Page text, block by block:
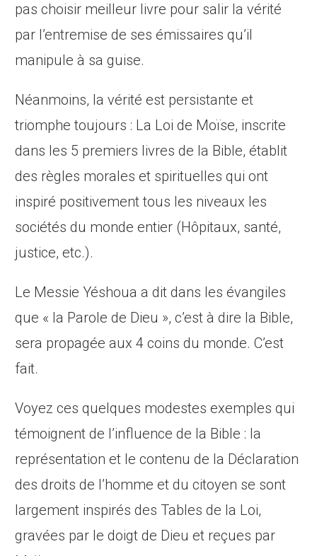
pas choisir meilleur livre pour salir la vérité
par l’entremise de ses émissaires qu’il
manipule à sa guise.
Néanmoins, la vérité est persistante et
triomphe toujours : La Loi de Moïse, inscrite
dans les 5 premiers livres de la Bible, établit
des règles morales et spirituelles qui ont
inspiré positivement tous les niveaux les
sociétés du monde entier (Hôpitaux, santé,
justice, etc.).
Le Messie Yéshoua a dit dans les évangiles
que « la Parole de Dieu », c’est à dire la Bible,
sera propagée aux 4 coins du monde. C’est
fait.
Voyez ces quelques modestes exemples qui
témoignent de l’influence de la Bible : la
représentation et le contenu de la Déclaration
des droits de l’homme et du citoyen se sont
largement inspirés des Tables de la Loi,
gravées par le doigt de Dieu et reçues par